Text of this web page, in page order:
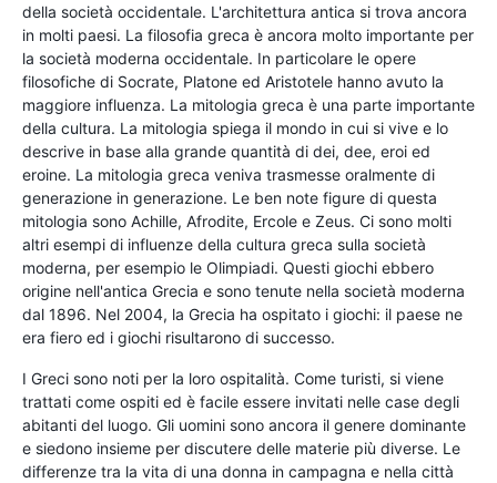
della società occidentale. L'architettura antica si trova ancora
in molti paesi. La filosofia greca è ancora molto importante per
la società moderna occidentale. In particolare le opere
filosofiche di Socrate, Platone ed Aristotele hanno avuto la
maggiore influenza. La mitologia greca è una parte importante
della cultura. La mitologia spiega il mondo in cui si vive e lo
descrive in base alla grande quantità di dei, dee, eroi ed
eroine. La mitologia greca veniva trasmesse oralmente di
generazione in generazione. Le ben note figure di questa
mitologia sono Achille, Afrodite, Ercole e Zeus. Ci sono molti
altri esempi di influenze della cultura greca sulla società
moderna, per esempio le Olimpiadi. Questi giochi ebbero
origine nell'antica Grecia e sono tenute nella società moderna
dal 1896. Nel 2004, la Grecia ha ospitato i giochi: il paese ne
era fiero ed i giochi risultarono di successo.
I Greci sono noti per la loro ospitalità. Come turisti, si viene
trattati come ospiti ed è facile essere invitati nelle case degli
abitanti del luogo. Gli uomini sono ancora il genere dominante
e siedono insieme per discutere delle materie più diverse. Le
differenze tra la vita di una donna in campagna e nella città